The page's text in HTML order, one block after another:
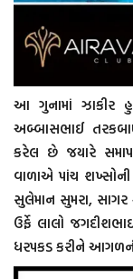
આ ગુનામાં ઝાકીર
અબ્બાસભાઈ
કરેલ છે જયારે
વાળાએ પાંચ
સુલેમાન સુમરા, સાગર
ઉર્ફે લાલો
ધરપકડ કરીને આગળની